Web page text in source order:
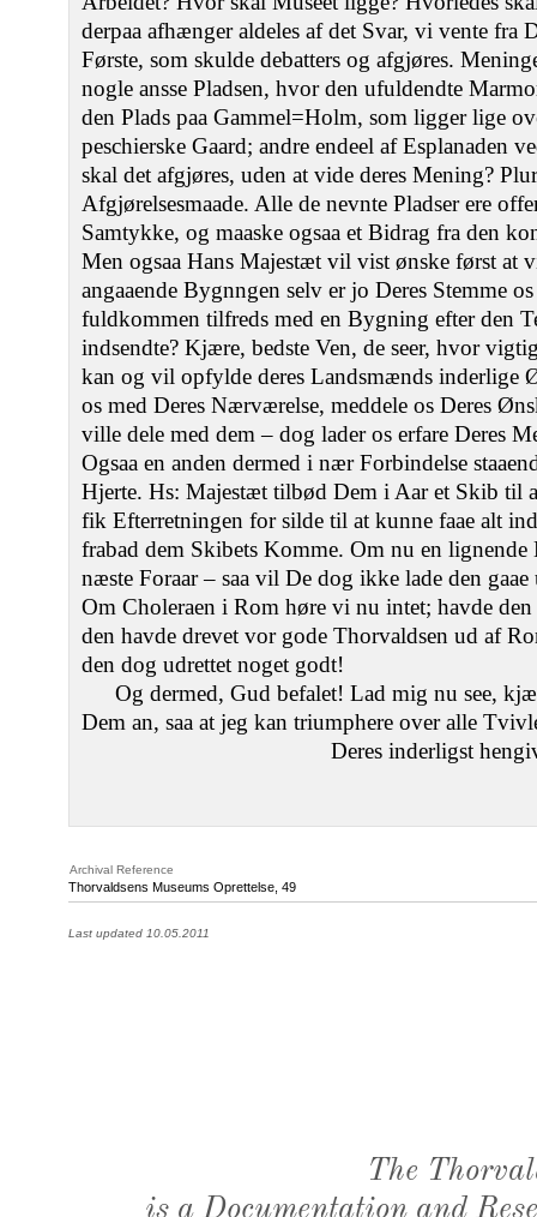
derpaa afhænger aldeles af det Svar, vi vente fra
Første, som skulde debatters og afgjøres.
nogle ansse Pladsen, hvor den ufuldendte
den Plads paa Gammel=Holm, som ligger lige
peschierske Gaard; andre endeel af Esplanaden
skal det afgjøres, uden at vide deres Mening?
Afgjørelsesmaade. Alle de nevnte Pladser ere
Samtykke, og maaske ogsaa et Bidrag fra den
Men ogsaa Hans Majestæt vil vist ønske først at
angaaende Bygnngen selv er jo Deres Stemme
fuldkommen tilfreds med en Bygning efter den
indsendte? Kjære, bedste Ven, de seer, hvor
kan og vil opfylde deres Landsmænds inderlige
os med Deres Nærværelse, meddele os Deres
ville dele med dem – dog lader os erfare Deres
Ogsaa en anden dermed i nær Forbindelse
Hjerte. Hs: Majestæt tilbød Dem i Aar et Skib til
fik Efterretningen for silde til at kunne faae alt
frabad dem Skibets Komme. Om nu en
næste Foraar – saa vil De dog ikke lade den gaae
Om Choleraen i Rom høre vi nu intet; havde
den havde drevet vor gode Thorvaldsen ud af
den dog udrettet noget godt!
Og dermed, Gud befalet! Lad mig nu see,
Dem an, saa at jeg kan triumphere over alle
Deres inderligst
Archival Reference
Thorvaldsens Museums Oprettelse, 49
Last updated 10.05.2011
The
is a Documentation and